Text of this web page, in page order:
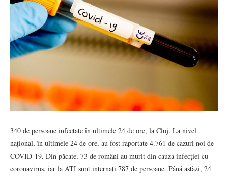
340 de persoane infectate în ultimele 24 de ore, la Cluj. La nivel
național, în ultimele 24 de ore, au fost raportate 4.761 de cazuri noi de
COVID-19. Din păcate, 73 de români au murit din cauza infecției cu
coronavirus, iar la ATI sunt internați 787 de persoane. Până astăzi, 24